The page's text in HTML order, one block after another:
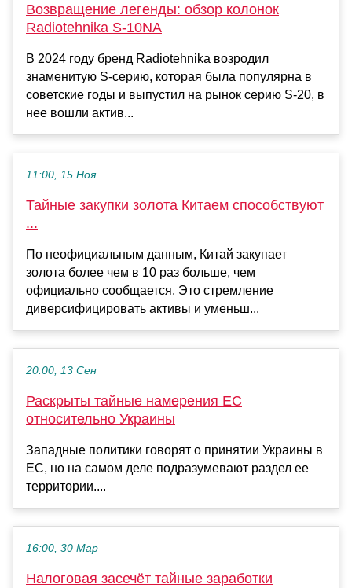
Возвращение легенды: обзор колонок
Radiotehnika S-10NA
В 2024 году бренд Radiotehnika возродил
знаменитую S-серию, которая была популярна в
советские годы и выпустил на рынок серию S-20, в
нее вошли актив...
11:00, 15 Ноя
Тайные закупки золота Китаем способствуют
...
По неофициальным данным, Китай закупает
золота более чем в 10 раз больше, чем
официально сообщается. Это стремление
диверсифицировать активы и уменьш...
20:00, 13 Сен
Раскрыты тайные намерения ЕС
относительно Украины
Западные политики говорят о принятии Украины в
ЕС, но на самом деле подразумевают раздел ее
территории....
16:00, 30 Мар
Налоговая засечёт тайные заработки